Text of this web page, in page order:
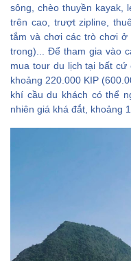
sông, chèo thuyền kayak,
trên cao, trượt zipline,
tắm và chơi các trò chơi
trong)... Để tham gia vào
mua tour du lịch tại bất cứ
khoảng 220.000 KIP
khí cầu du khách có thể
nhiên giá khá đắt, khoảng